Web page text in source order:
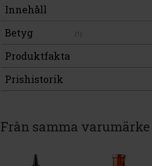
Innehåll
Betyg
(1)
Produktfakta
Prishistorik
Från samma varumärke